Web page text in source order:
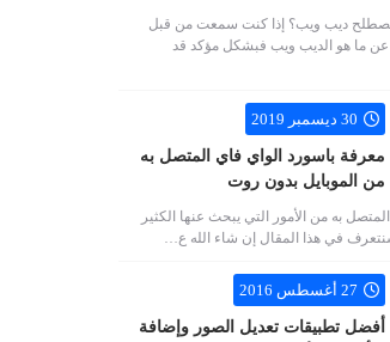
ديب ويب؟ إذا كنت سمعت من قبل
ما هو الديب ويب فبشكل مؤكد قد
30 ديسمبر 2019
معرفة باسورد الواي فاي المتصل به
من الموبايل بدون روت
به من الأمور التي يبحث عنها الكثير
في هذا المقال إن شاء الله ع…
27 أغسطس 2016
أفضل تطبيقات تعديل الصور وإضافة